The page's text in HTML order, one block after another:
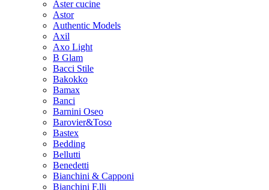
Aster cucine
Astor
Authentic Models
Axil
Axo Light
B Glam
Bacci Stile
Bakokko
Bamax
Banci
Barnini Oseo
Barovier&Toso
Bastex
Bedding
Bellutti
Benedetti
Bianchini & Capponi
Bianchini F.lli